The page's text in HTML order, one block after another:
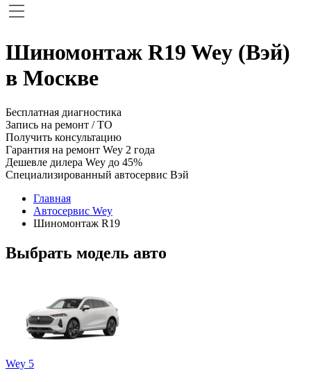
Шиномонтаж R19 Wey (Вэй)
в Москве
Бесплатная диагностика
Запись на ремонт / ТО
Получить консультацию
Гарантия на ремонт Wey 2 года
Дешевле дилера Wey до 45%
Специализированный автосервис Вэй
Главная
Автосервис Wey
Шиномонтаж R19
Выбрать модель авто
Wey 5